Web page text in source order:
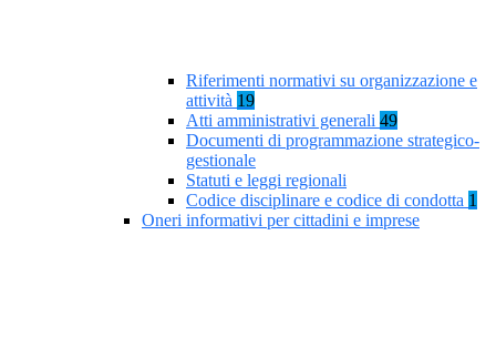
Riferimenti normativi su organizzazione e
attività 19
Atti amministrativi generali 49
Documenti di programmazione strategico-
gestionale
Statuti e leggi regionali
Codice disciplinare e codice di condotta 1
Oneri informativi per cittadini e imprese